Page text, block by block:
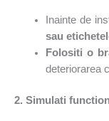
Inainte de
sau
Folositi o
deteriorarea
2. Simulati